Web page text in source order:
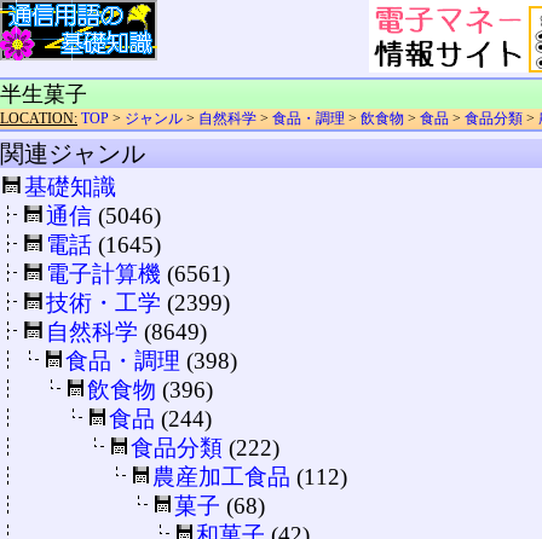
半生菓子
LOCATION: TOP > ジャンル > 自然科学 > 食品・調理 > 飲食物 > 食品 > 食品分類 >
関連ジャンル
基礎知識
通信 (5046)
電話 (1645)
電子計算機 (6561)
技術・工学 (2399)
自然科学 (8649)
食品・調理 (398)
飲食物 (396)
食品 (244)
食品分類 (222)
農産加工食品 (112)
菓子 (68)